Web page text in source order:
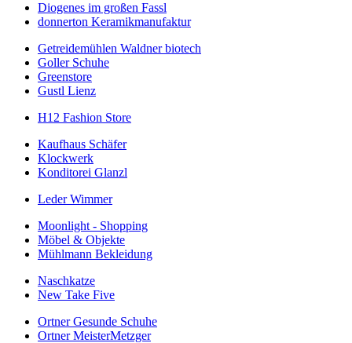
Diogenes im großen Fassl
donnerton Keramikmanufaktur
Getreidemühlen Waldner biotech
Goller Schuhe
Greenstore
Gustl Lienz
H12 Fashion Store
Kaufhaus Schäfer
Klockwerk
Konditorei Glanzl
Leder Wimmer
Moonlight - Shopping
Möbel & Objekte
Mühlmann Bekleidung
Naschkatze
New Take Five
Ortner Gesunde Schuhe
Ortner MeisterMetzger